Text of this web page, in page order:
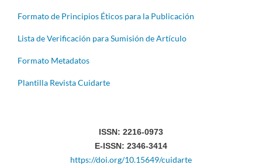
Formato de Principios Éticos para la Publicación
Lista de Verificación para Sumisión de Artículo
Formato Metadatos
Plantilla Revista Cuidarte
ISSN: 2216-0973
E-ISSN: 2346-3414
https://doi.org/10.15649/cuidarte